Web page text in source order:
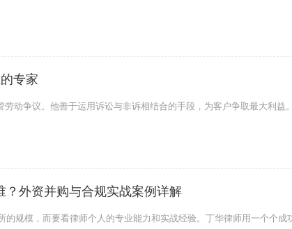
专家
动争议。他善于运用诉讼与非诉相结合的手段，为客户争取最大利益。
？外资并购与合规实战案例详解
的规模，而要看律师个人的专业能力和实战经验。丁华律师用一个个成